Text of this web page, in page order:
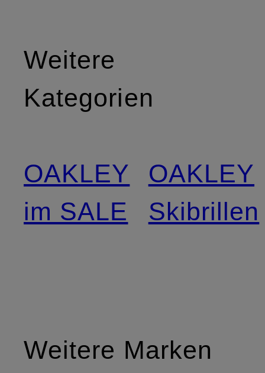
Weitere
Kategorien
OAKLEY
im SALE
OAKLEY
Skibrillen
Weitere Marken